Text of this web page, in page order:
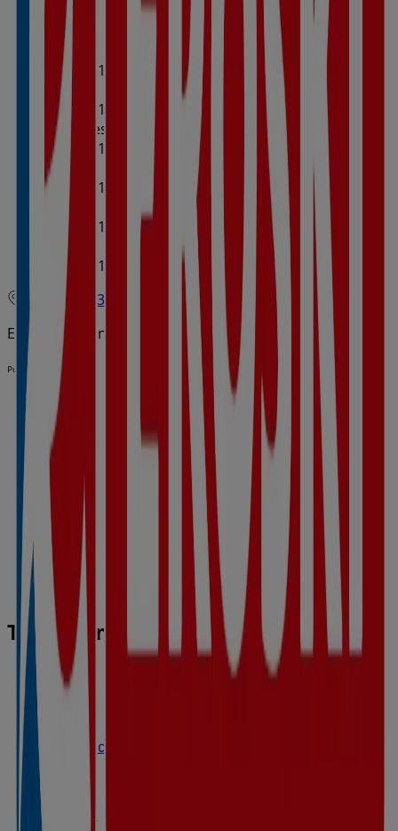
Cerrado
Lunes
09:00 - 21:00
09:30 - 21:00
Martes
09:00 - 21:00
09:30 - 21:00
Miércoles
09:00 - 21:00
09:30 - 21:00
Jueves
09:00 - 21:00
09:30 - 21:00
Viernes
09:00 - 21:00
09:30 - 21:00
Sábado
09:00 - 21:00
09:30 - 21:00
987308291
Estamos a punto de publicar ofertas de Eroski
Publicidad
Tiendas más cercanas
Camino de Santiago 27, Villaturiel